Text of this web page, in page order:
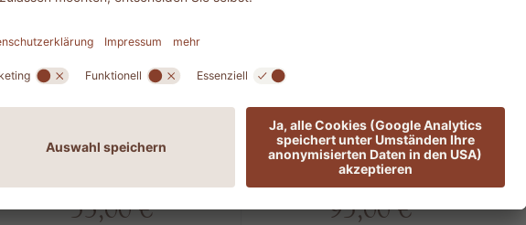
Lightening eye
cream
antioxidierende Wirkung
53,00 €
Aufhellende &
antioxidierende Wirkung
95,00 €